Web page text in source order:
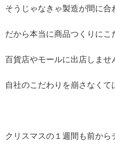
そうじゃなきゃ製造が間に合
だから本当に商品つくりにこ
百貨店やモールに出店しませ
自社のこだわりを崩さなくて
クリスマスの１週間も前から